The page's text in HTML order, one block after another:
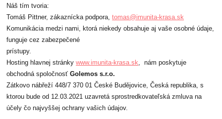
Náš tím tvoria:
Tomáš Pittner, zákaznícka podpora,tomas@imunita-krasa.sk
Komunikácia medzi nami, ktorá niekedy obsahuje aj vaše osobné údaje,
funguje cez zabezpečené
prístupy.
Hosting hlavnej stránkywww.imunita-krasa.sk, nám poskytuje
obchodná spoločnosťGolemos s.r.o.
Zátkovo nábřeží 448/7 370 01 České Budějovice, Česká republika, s
ktorou bude od 12.03.2021 uzavretá sprostredkovateľská zmluva na
účely čo najvyššej ochrany vašich údajov.